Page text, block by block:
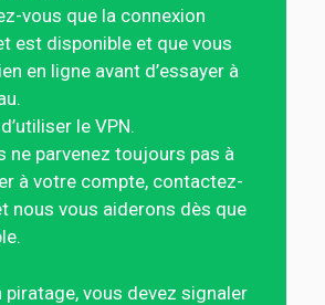
vous que la connexion
est disponible et que vous
en ligne avant d’essayer à
le VPN.
ne parvenez toujours pas à
à votre compte, contactez-
nous vous aiderons dès que
piratage, vous devez signaler